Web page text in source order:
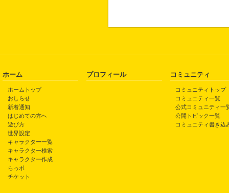
ホーム
ホームトップ
おしらせ
新着通知
はじめての方へ
遊び方
世界設定
キャラクター一覧
キャラクター検索
キャラクター作成
らっポ
チケット
プロフィール コミュニティ
コミュニティトップ
コミュニティ一覧
公式コミュニティ一
公開トピック一覧
コミュニティ書き込